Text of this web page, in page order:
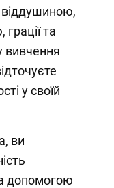
та
вивчення
у своїй
ви
допомогою